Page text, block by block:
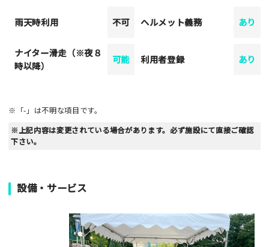
雨天時利用 不可 ヘルメット義務 あり
ナイター滑走（※夜８
時以降）
可能 利用者登録 あり
※「-」は不明な項目です。
※上記内容は変更されている場合があります。必ず施設にて直接ご確認
下さい。
設備・サービス